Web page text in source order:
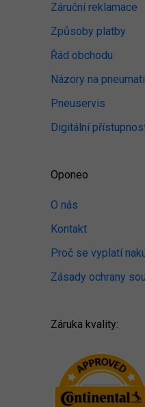
Záruční reklamace
Způsoby platby
Řád obchodu
Názory na
Pneuservis
Digitální
Oponeo
O nás
Kontakt
Proč se vyplatí
Zásady ochrany
Záruka kvality: